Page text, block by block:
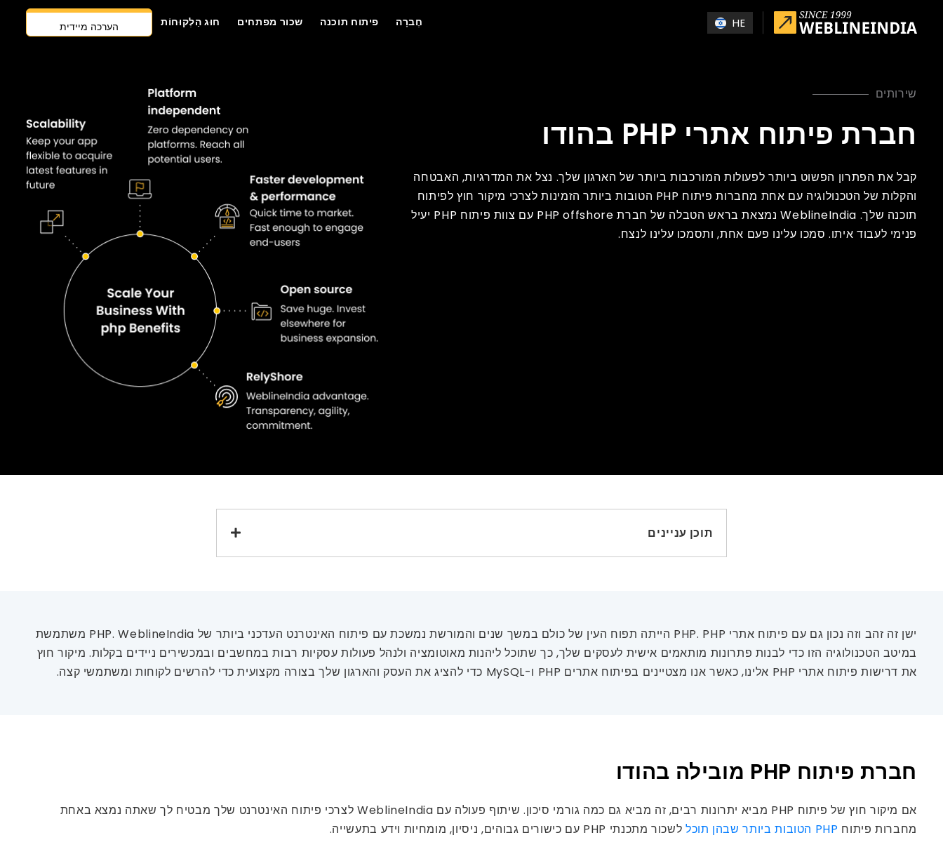
Skip to main content
HE חֶברָה פיתוח תוכנה שכור מפתחים חוּג הַלְקוּחוֹת
הערכה מיידית
הצעת מחיר בחינם
שירותים
חברת פיתוח אתרי PHP בהודו
קבל את הפתרון הפשוט ביותר לפעולות המורכבות ביותר של הארגון שלך. נצל את המדרגיות, האבטחה
והקלות של הטכנולוגיה עם אחת מחברות פיתוח PHP הטובות ביותר הזמינות לצרכי מיקור חוץ לפיתוח
תוכנה שלך. WeblineIndia נמצאת בראש הטבלה של חברת PHP offshore עם צוות פיתוח PHP יעיל
פנימי לעבוד איתו. סמכו עלינו פעם אחת, ותסמכו עלינו לנצח.
תוכן עניינים
ישן זה זהב וזה נכון גם עם פיתוח אתרי PHP. PHP הייתה תפוח העין של כולם במשך שנים והמורשת נמשכת עם פיתוח האינטרנט העדכני ביותר של PHP. WeblineIndia משתמשת
במיטב הטכנולוגיה הזו כדי לבנות פתרונות מותאמים אישית לעסקים שלך, כך שתוכל ליהנות מאוטומציה ולנהל פעולות עסקיות רבות במחשבים ובמכשירים ניידים בקלות. מיקור חוץ
את דרישות פיתוח אתרי PHP אלינו, כאשר אנו מצטיינים בפיתוח אתרים PHP ו-MySQL כדי להציג את העסק והארגון שלך בצורה מקצועית כדי להרשים לקוחות ומשתמשי קצה.
חברת פיתוח PHP מובילה בהודו
אם מיקור חוץ של פיתוח PHP מביא יתרונות רבים, זה מביא גם כמה גורמי סיכון. שיתוף פעולה עם WeblineIndia לצרכי פיתוח האינטרנט שלך מבטיח לך שאתה נמצא באחת
מחברות פיתוח PHP הטובות ביותר שבהן תוכל לשכור מתכנתי PHP עם כישורים גבוהים, ניסיון, מומחיות וידע בתעשייה.